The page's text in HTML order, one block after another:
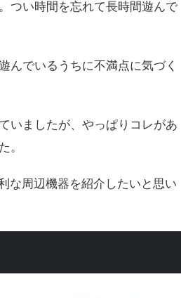
つい時間を忘れて長時間遊んで
んでいるうちに不満点に気づく
いましたが、やっぱりコレがあ
。
な周辺機器を紹介したいと思い